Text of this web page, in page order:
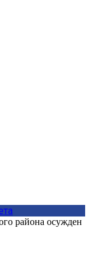
района осужден